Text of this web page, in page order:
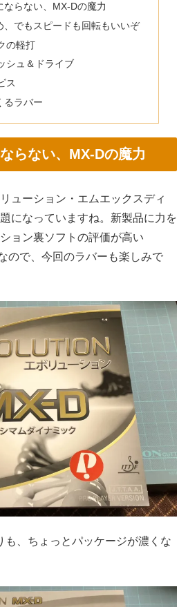
ならない、MX-Dの魔力
、でもスピードも回転もいいぞ
の軽打
ュ＆ドライブ
ス
るラバー
らない、MX-Dの魔力
ューション・エムエックスディ
になっていますね。新製品に力を
ョン裏ソフトの評価が高い
ので、今回のラバーも楽しみで
も、ちょっとパッケージが濃くな